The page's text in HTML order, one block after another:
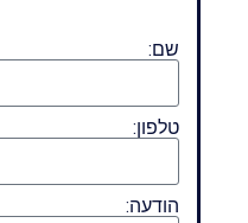
שם:
טלפון:
הודעה: